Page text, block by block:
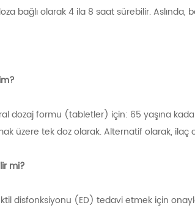
bağlı olarak 4 ila 8 saat sürebilir.
dozaj formu (tabletler) için: 65 yaşına
üzere tek doz olarak. Alternatif olarak, ilaç
mi?
disfonksiyonu (ED) tedavi etmek için